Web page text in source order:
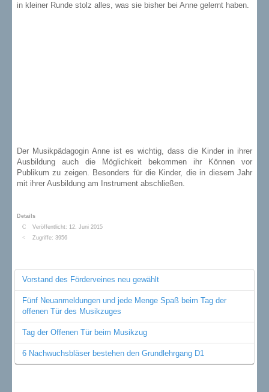
in kleiner Runde stolz alles, was sie bisher bei Anne gelernt haben.
Der Musikpädagogin Anne ist es wichtig, dass die Kinder in ihrer
Ausbildung auch die Möglichkeit bekommen ihr Können vor
Publikum zu zeigen. Besonders für die Kinder, die in diesem Jahr
mit ihrer Ausbildung am Instrument abschließen.
Details
Veröffentlicht: 12. Juni 2015
Zugriffe: 3956
Vorstand des Förderveines neu gewählt
Fünf Neuanmeldungen und jede Menge Spaß beim Tag der
offenen Tür des Musikzuges
Tag der Offenen Tür beim Musikzug
6 Nachwuchsbläser bestehen den Grundlehrgang D1